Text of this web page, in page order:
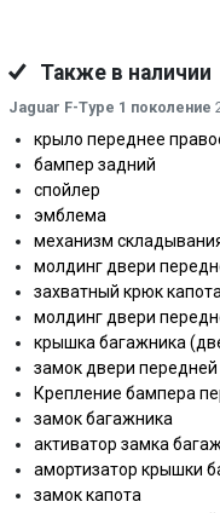
Также в наличии
Jaguar F-Type 1 поколение
крыло переднее
бампер задний
спойлер
эмблема
механизм
молдинг двери
захватный крюк капота
молдинг двери
крышка багажника
замок двери передней
Крепление бампера
замок багажника
активатор замка
амортизатор крышки
замок капота